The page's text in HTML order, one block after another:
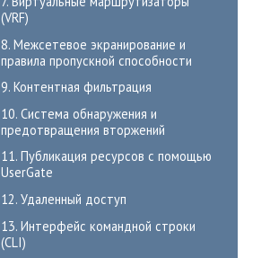
(VRF)
8. Межсетевое экранирование и
правила пропускной способности
9. Контентная фильтрация
10. Система обнаружения и
предотвращения вторжений
11. Публикация ресурсов с помощью
UserGate
12. Удаленный доступ
13. Интерфейс командной строки
(CLI)